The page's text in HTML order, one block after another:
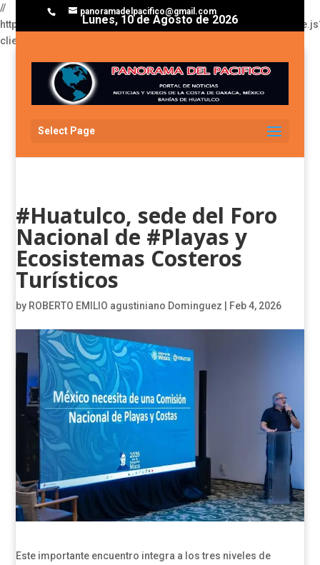
//
https://pagead2.googlesyndication.com/pagead/js/
client=ca-pub-3929368393811174
panoramadelpacifico@gmail.com
Lunes, 10 de Agosto de 2026
Select Page
#Huatulco, sede del Foro
Nacional de #Playas y
Ecosistemas Costeros
Turísticos
by ROBERTO EMILIO agustiniano Dominguez Feb 4, 2026
Este importante encuentro integra a los tres niveles de